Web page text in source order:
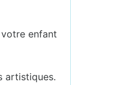
enfant
artistiques.